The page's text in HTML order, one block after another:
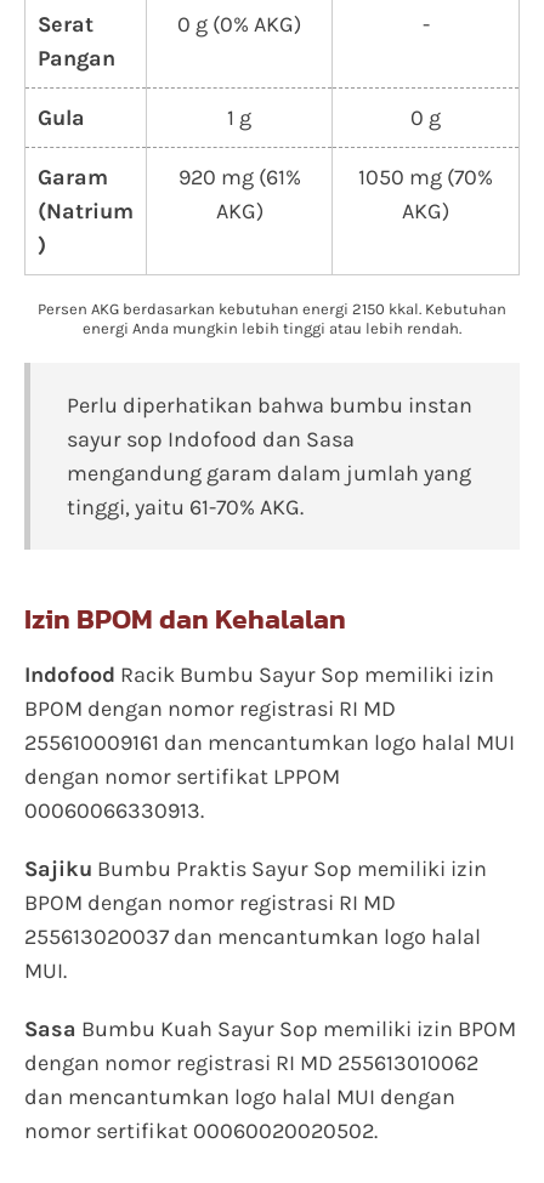
Serat
Pangan
0 g (0% AKG) -
Gula 1 g 0 g
Garam
(Natrium
)
920 mg (61%
AKG)
1050 mg (70%
AKG)
Persen AKG berdasarkan kebutuhan energi 2150 kkal. Kebutuhan
energi Anda mungkin lebih tinggi atau lebih rendah.
Perlu diperhatikan bahwa bumbu instan
sayur sop Indofood dan Sasa
mengandung garam dalam jumlah yang
tinggi, yaitu 61-70% AKG.
Izin BPOM dan Kehalalan
Indofood Racik Bumbu Sayur Sop memiliki izin
BPOM dengan nomor registrasi RI MD
255610009161 dan mencantumkan logo halal MUI
dengan nomor sertifikat LPPOM
00060066330913.
Sajiku Bumbu Praktis Sayur Sop memiliki izin
BPOM dengan nomor registrasi RI MD
255613020037 dan mencantumkan logo halal
MUI.
Sasa Bumbu Kuah Sayur Sop memiliki izin BPOM
dengan nomor registrasi RI MD 255613010062
dan mencantumkan logo halal MUI dengan
nomor sertifikat 00060020020502.